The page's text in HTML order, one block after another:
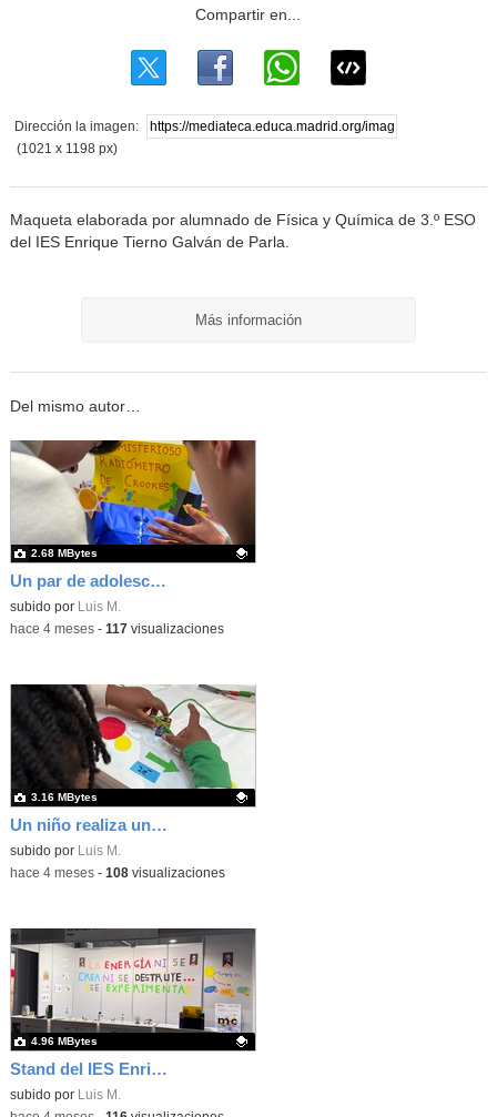
Dirección la imagen:
(1021 x 1198 px)
Maqueta elaborada por alumnado de Física y Química de 3.º ESO
del IES Enrique Tierno Galván de Parla.
Más información
Del mismo autor…
Un par de adolescentes realiza un experimento con el radiómetro de Crookes en el stand del IES Enrique Tierno Galván de Parla
Contenido educativo.
subido por Luis M.
2.68 MBytes
-hace 4 meses- 117visualizaciones
Un niño realiza un experimento de electrolisis en el stand del IES Enrique Tierno Galván de Parla
Contenido educativo.
subido por Luis M.
3.16 MBytes
-hace 4 meses- 108visualizaciones
Stand del IES Enrique Tierno Galván en la Feria Madrid es Ciencia 2026
Contenido educativo.
subido por Luis M.
4.96 MBytes